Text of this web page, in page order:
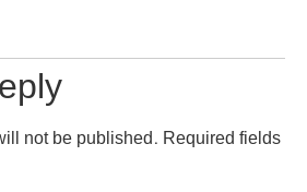
not be published. Required fields